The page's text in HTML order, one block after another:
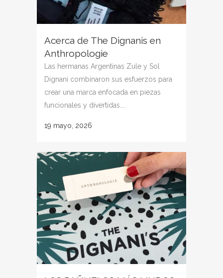
Acerca de The Dignanis en
Anthropologie
Las hermanas Argentinas Zule y Sol
Dignani combinaron sus esfuerzos para
crear una marca enfocada en piezas
funcionales y divertidas....
19 mayo, 2026